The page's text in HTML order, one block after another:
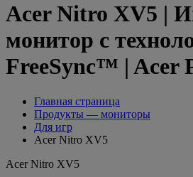
Acer Nitro XV5 |
монитор с
FreeSync™ | Acer
Главная страница
Продукты — мониторы
Для игр
Acer Nitro XV5
Acer Nitro XV5